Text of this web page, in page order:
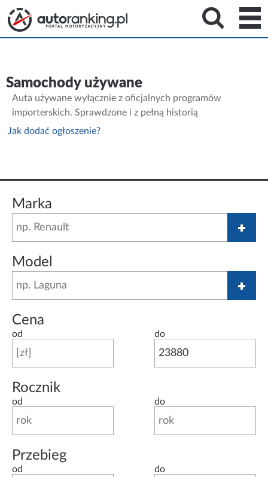
Samochody używane
Auta używane wyłącznie z oficjalnych programów
importerskich. Sprawdzone i z pełną historią
Jak dodać ogłoszenie?
Marka
Model
Cena
od do
Rocznik
od do
Przebieg
od do